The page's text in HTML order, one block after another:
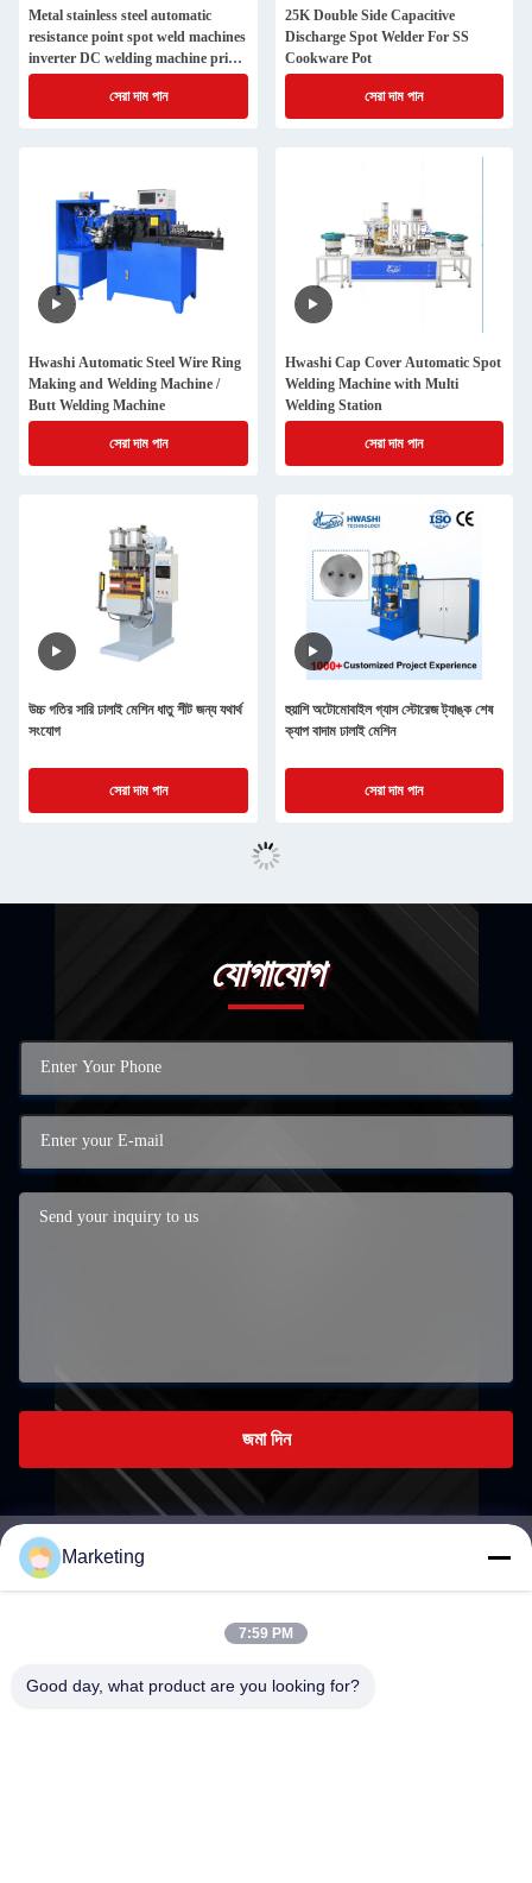
Metal stainless steel automatic
resistance point spot weld machines
inverter DC welding machine price
spot welders
সেরা দাম পান
25K Double Side Capacitive
Discharge Spot Welder For SS
Cookware Pot
সেরা দাম পান
Hwashi Automatic Steel Wire Ring
Making and Welding Machine /
Butt Welding Machine
সেরা দাম পান
Hwashi Cap Cover Automatic Spot
Welding Machine with Multi
Welding Station
সেরা দাম পান
উচ্চ গতির সারি ঢালাই মেশিন ধাতু শীট জন্য যথার্থ
সংযোগ
সেরা দাম পান
হুয়াশি অটোমোবাইল গ্যাস স্টোরেজ ট্যাঙ্ক শেষ
ক্যাপ বাদাম ঢালাই মেশিন
সেরা দাম পান
যোগাযোগ
জমা দিন
marketing@hwashi.com
Marketing
7:59 PM
Good day, what product are you looking for?